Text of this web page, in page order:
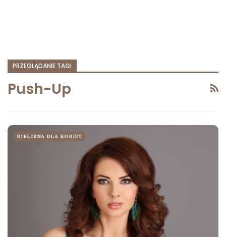
PRZEGLĄDANIE TAGI
Push-Up
BIELIZNA DLA KOBIET